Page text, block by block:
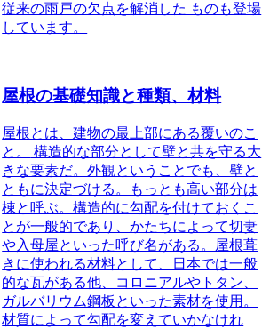
従来の雨戸の欠点を解消した ものも登場
しています。
屋根の基礎知識と種類、材料
屋根とは、建物の最上部にある覆いのこ
と。
構造的な部分として壁と共を守る大
きな要素だ。外観ということでも、壁と
ともに決定づける。もっとも高い部分は
棟と呼ぶ。構造的に勾配を付けておくこ
とが一般的であり、かたちによって切妻
や入母屋といった呼び名がある。屋根葺
きに使われる材料として、日本では一般
的な瓦がある他、コロニアルやトタン、
ガルバリウム鋼板といった素材を使用。
材質によって勾配を変えていかなけれ